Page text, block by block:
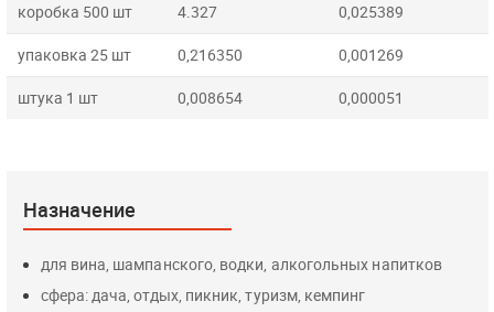
коробка 500 шт 4.327 0,025389
упаковка 25 шт 0,216350 0,001269
штука 1 шт 0,008654 0,000051
Назначение
для вина, шампанского, водки, алкогольных напитков
сфера: дача, отдых, пикник, туризм, кемпинг